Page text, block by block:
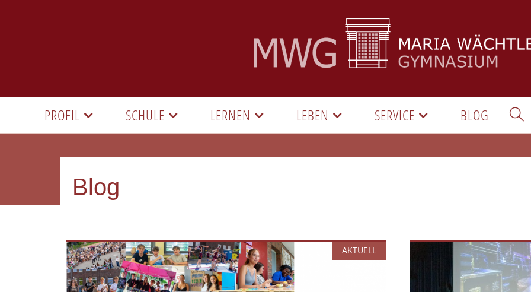
PROFIL SCHULE LERNEN LEBEN SERVICE BLOG
Blog
AKTUELL